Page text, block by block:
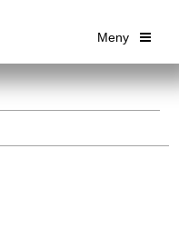
Meny